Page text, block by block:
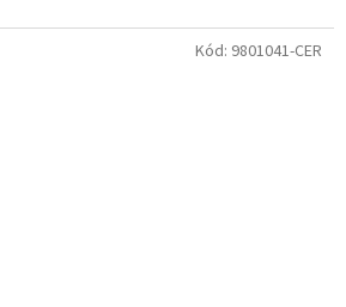
Kód: 9801041-CER